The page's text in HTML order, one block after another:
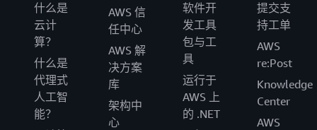
什么是
云计
算？
什么是
代理式
人工智
能？
AWS 信
任中心
AWS 解
决方案
库
架构中
心
软件开
发工具
包与工
具
运行于
AWS 上
的 .NET
提交支
持工单
AWS
re:Post
Knowledge
Center
AWS